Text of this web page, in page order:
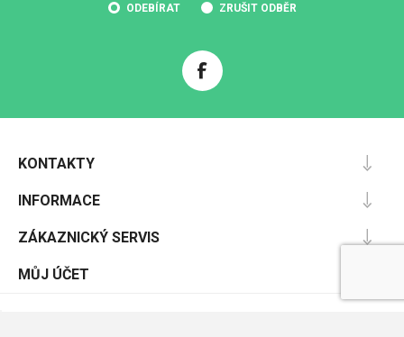
ODEBÍRAT ZRUŠIT ODBĚR
KONTAKTY
INFORMACE
ZÁKAZNICKÝ SERVIS
MŮJ ÚČET